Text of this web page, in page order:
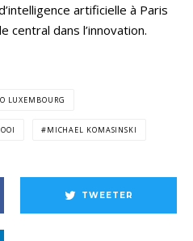
artificielle à Paris
central dans l’innovation.
LUXEMBOURG
MICHAEL KOMASINSKI
TWEETER